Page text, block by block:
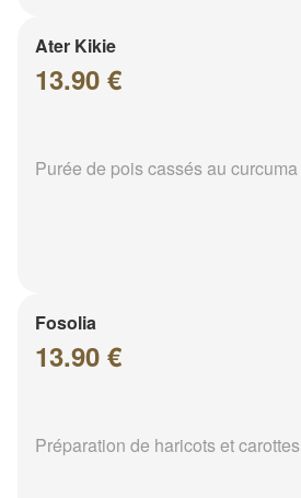
Ater Kikie
13.90 €
Purée de pois cassés au curcuma
Fosolia
13.90 €
Préparation de haricots et carottes